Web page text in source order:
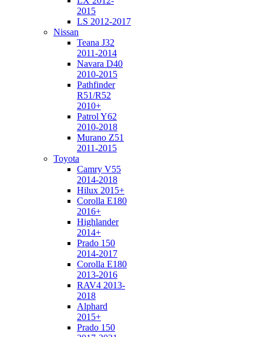
2015
LS 2012-2017
Nissan
Teana J32
2011-2014
Navara D40
2010-2015
Pathfinder
R51/R52
2010+
Patrol Y62
2010-2018
Murano Z51
2011-2015
Toyota
Camry V55
2014-2018
Hilux 2015+
Corolla E180
2016+
Highlander
2014+
Prado 150
2014-2017
Corolla E180
2013-2016
RAV4 2013-
2018
Alphard
2015+
Prado 150